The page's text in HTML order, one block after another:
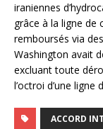
iraniennes
grâce à la ligne de
remboursés via
Washington avait
excluant toute
l’octroi d’une ligne
ACCORD